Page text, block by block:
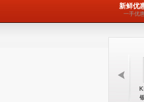
新鲜优
一手优